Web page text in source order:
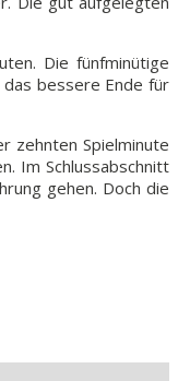
Die fünfminütige
bessere Ende für
zehnten Spielminute
Im Schlussabschnitt
gehen. Doch die